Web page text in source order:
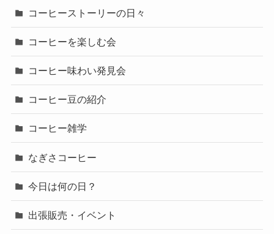
コーヒーストーリーの日々
コーヒーを楽しむ会
コーヒー味わい発見会
コーヒー豆の紹介
コーヒー雑学
なぎさコーヒー
今日は何の日？
出張販売・イベント